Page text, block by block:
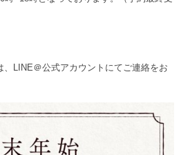
LINE＠公式アカウント にてご連絡をお